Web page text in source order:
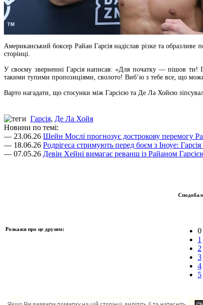
Американський боксер Райан Гарсія надіслав різке та
сторінці.
У своєму зверненні Гарсія написав: «Для початку — пішов
такими тупими пропозиціями, сволото! Виб’ю з тебе все, що
Варто нагадати, що стосунки між Гарсією та Де Ла Хойєю
Гарсія, Де Ла Хойя
Новини по темі:
— 23.06.26 Шейн Мослі прогнозує дострокову перемогу
— 18.06.26 Родрігеса стримують перед боєм з Іноуе:
— 07.05.26 Девін Хейні вимагає реванш із Райаном
Розкажи про це друзям:
0
1
2
3
4
5